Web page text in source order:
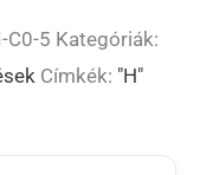
C0-5 Kategóriák:
Címkék: "H"